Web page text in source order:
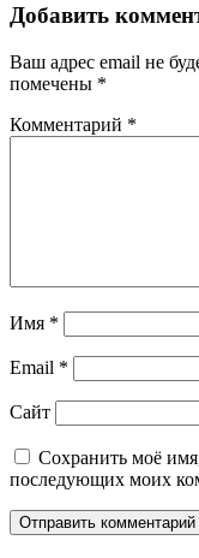
Добавить
Ваш адрес email не
помечены *
Комментарий *
Имя *
Email *
Сайт
Сохранить моё
последующих моих